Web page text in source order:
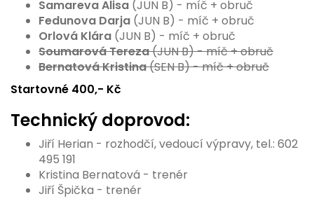
Samareva Alisa (JUN B) - míč + obruč
Fedunova Darja (JUN B) - míč + obruč
Orlová Klára (JUN B) - míč + obruč
Soumarová Tereza(JUN B) - míč + obruč
Bernatová Kristina(SEN B) - míč + obruč
Startovné 400,- Kč
Technický doprovod:
Jiří Herian - rozhodčí, vedoucí výpravy, tel.: 602
495 191
Kristina Bernatová - trenér
Jiří Špička - trenér